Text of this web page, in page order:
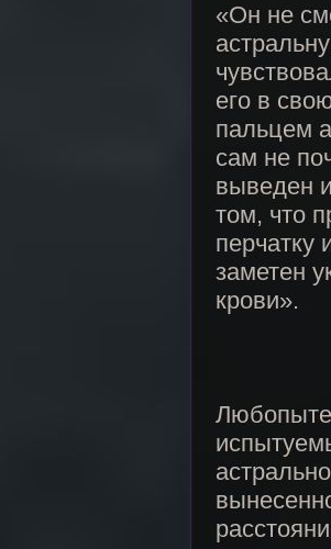
«Он не
его в
пальцем
сам не
выведен
том, что
перчатку
заметен
крови».